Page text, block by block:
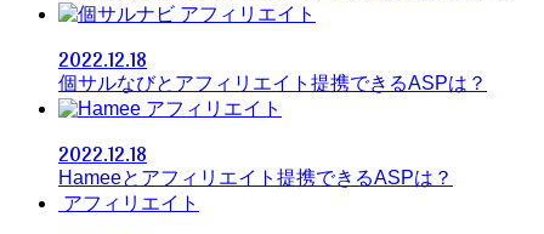
アフィリエイト
2022.12.18
個サルなびとアフィリエイト提携できるASPは？
アフィリエイト
2022.12.18
Hameeとアフィリエイト提携できるASPは？
アフィリエイト